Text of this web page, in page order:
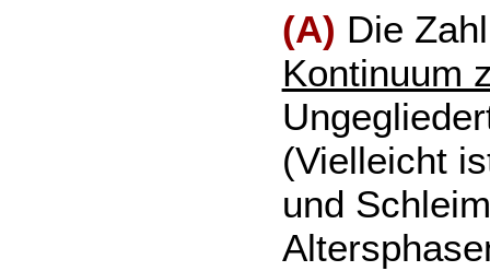
(A) Die
Kontinuum
(Vielleicht
und